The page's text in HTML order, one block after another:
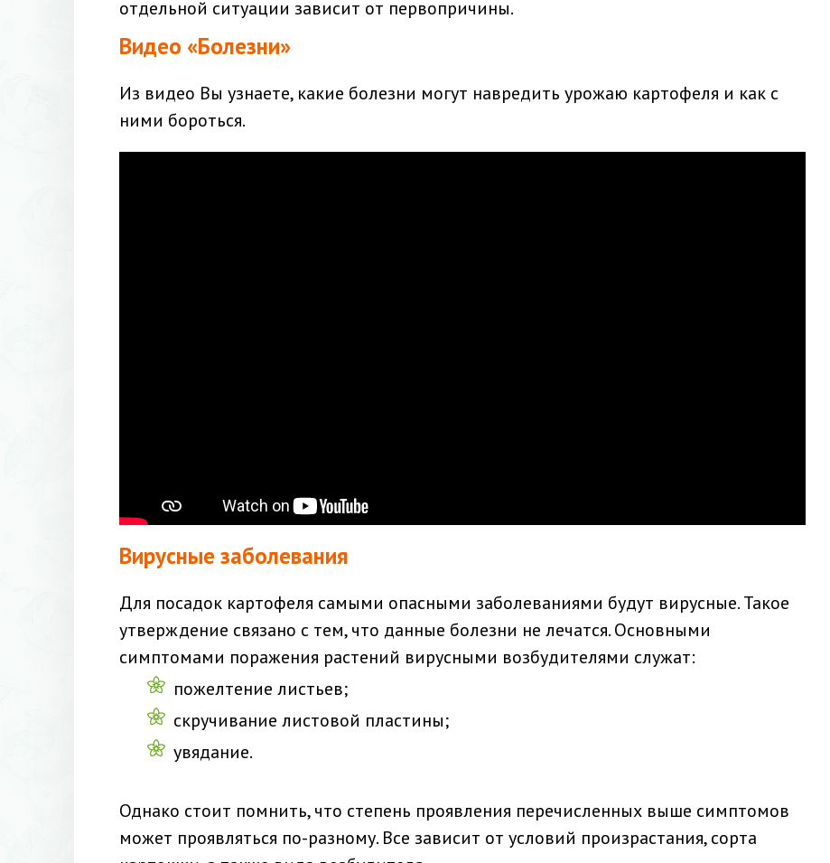
отдельной ситуации зависит от первопричины.
Видео «Болезни»
Из видео Вы узнаете, какие болезни могут навредить урожаю картофеля и как с
ними бороться.
Вирусные заболевания
Для посадок картофеля самыми опасными заболеваниями будут вирусные. Такое
утверждение связано с тем, что данные болезни не лечатся. Основными
симптомами поражения растений вирусными возбудителями служат:
пожелтение листьев;
скручивание листовой пластины;
увядание.
Однако стоит помнить, что степень проявления перечисленных выше симптомов
может проявляться по-разному. Все зависит от условий произрастания, сорта